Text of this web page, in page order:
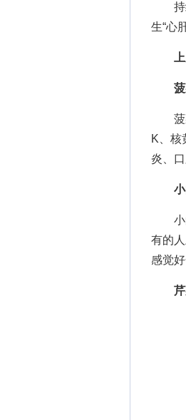
持续
生“心
菠
菠菜
K、核
炎、
小
小白
有的
感觉
芹